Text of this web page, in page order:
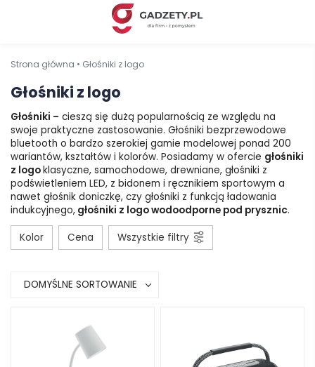
Strona główna • Głośniki z logo
Głośniki z logo
Głośniki – cieszą się dużą popularnością ze względu na
swoje praktyczne zastosowanie. Głośniki bezprzewodowe
bluetooth o bardzo szerokiej gamie modelowej ponad 200
wariantów, kształtów i kolorów. Posiadamy w ofercie głośniki
z logoklasyczne, samochodowe, drewniane, głośniki z
podświetleniem LED, z bidonem i ręcznikiem sportowym a
nawet głośnik doniczkę, czy głośniki z funkcją ładowania
indukcyjnego, głośniki z logo wodoodporne pod prysznic.
Kolor Cena Wszystkie filtry
DOMYŚLNE SORTOWANIE